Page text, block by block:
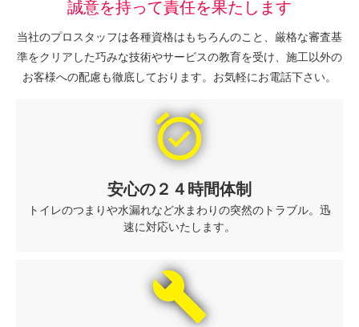
誠意を持って責任を果たします
当社のプロスタッフは各種資格はもちろんのこと、厳格な審査基
準をクリアした巧みな技術やサービスの教育を受け、施工以外の
お客様への配慮も徹底しております。お気軽にお電話下さい。
alarm_on
安心の２４時間体制
トイレのつまりや水漏れなど水まわりの突然のトラブル。迅
速に対応いたします。
build